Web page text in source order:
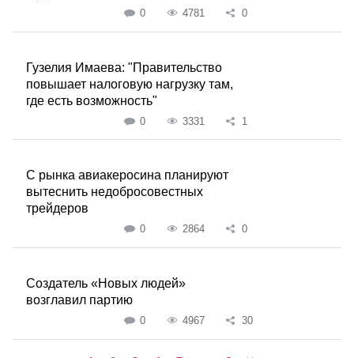
0 4781 0
Гузелия Имаева: "Правительство
повышает налоговую нагрузку там,
где есть возможность"
0 3331 1
С рынка авиакеросина планируют
вытеснить недобросовестных
трейдеров
0 2864 0
Создатель «Новых людей»
возглавил партию
0 4967 30